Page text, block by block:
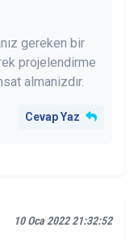
gereken bir
projelendirme
almanizdır.
Cevap Yaz
10 Oca 2022 21:32:52